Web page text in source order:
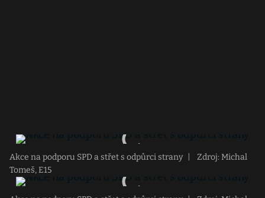
Akce na podporu SPD a střet s odpůrci strany
Zdroj: Michal
Tomeš, E15